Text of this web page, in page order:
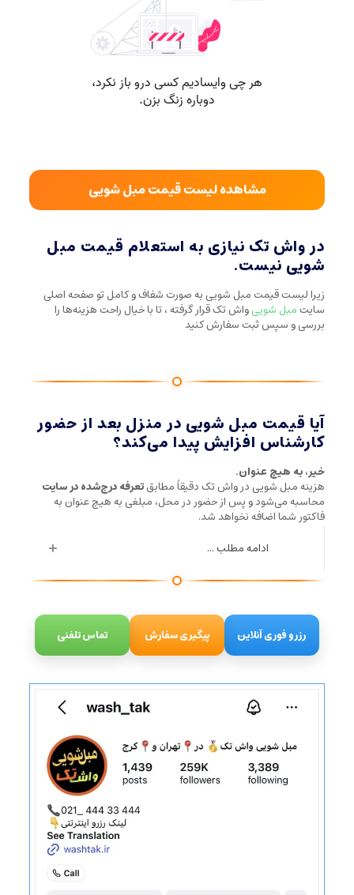
مشاهده لیست قیمت مبل شویی
در واش تک نیازی به استعلام قیمت مبل
شویی نیست.
زیرا لیست قیمت مبل شویی به صورت شفاف و کامل تو صفحه اصلی
سایت مبل شوییواش تک قرار گرفته ، تا با خیال راحت هزینه‌ها را
بررسی و سپس ثبت سفارش کنید
آیا قیمت مبل شویی در منزل بعد از حضور
کارشناس افزایش پیدا می‌کند؟
خیر، به هیچ عنوان.
هزینه مبل شویی در واش تک دقیقاً مطابقتعرفه درج‌شده در سایت
محاسبه می‌شود و پس از حضور در محل، مبلغی به هیچ عنوان به
فاکتور شما اضافه نخواهد شد.
ادامه مطلب ...
رزرو فوری آنلاین پیگیری سفارش تماس تلفنی